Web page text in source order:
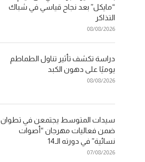
“مايكل” بعد نجاح قياسي في شباك
التذاكر
08/08/2026
دراسة تكشف تأثير تناول الطماطم
يوميًا على دهون الكبد
08/08/2026
سيدات المتوسط يجتمعن في تطوان
ضمن فعاليات مهرجان “أصوات
نسائية” في دورته الـ14
07/08/2026